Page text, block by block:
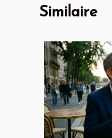
Similaire